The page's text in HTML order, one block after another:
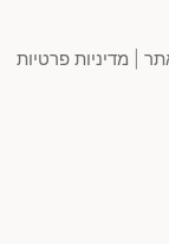
| מדיניות פרטיות